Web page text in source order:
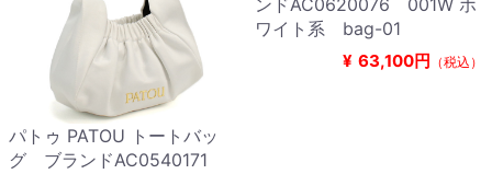
パトゥ PATOU トートバッ
グ ブランドAC0540171
ンドAC0620076 001W ホ
ワイト系 bag-01
¥ 63,100円 （税込）